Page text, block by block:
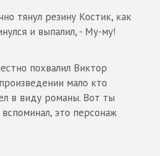
тянул резину Костик, как
и выпалил, - Му-му!
похвалил Виктор
мало кто
в виду романы. Вот ты
это персонаж